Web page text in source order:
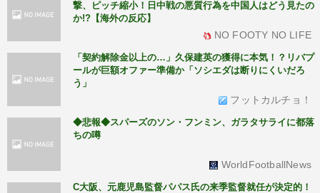
撃、ピッチ縮小！日中戦の悪質行為を中国人はどう見たの
か!?【海外の反応】
NO FOOTY NO LIFE
「契約解除金以上の…」久保建英の獲得に本気！？リバプ
ールが巨額オファー準備か「ソシエダは断りにくいだろ
う」
フットカルチョ！
◆悲報◆スパーズのソン・フンミン、ガラタサライに都落
ちの噂
WorldFootballNews
C大阪、元鹿児島監督パパス氏の来季監督就任が決定的！